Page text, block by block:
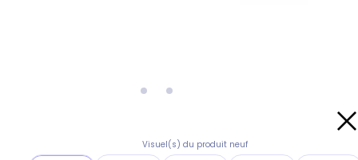
Visuel(s) du produit neuf